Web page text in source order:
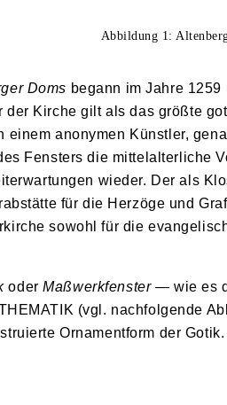
Abbildung 1:
Doms begann im Jahre
der Kirche gilt als das größte
einem anonymen Künstler,
Fensters die mittelalterliche
wieder. Der als
für die Herzöge und
sowohl für die
oderMaßwerkfenster— wie es
(vgl. nachfolgende
Ornamentform der Gotik.